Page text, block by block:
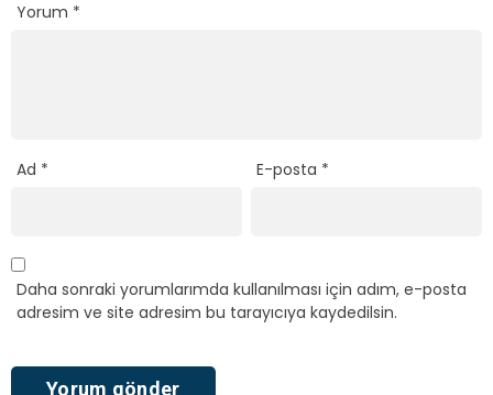
Yorum *
Ad * E-posta *
Daha sonraki yorumlarımda kullanılması için adım, e-posta
adresim ve site adresim bu tarayıcıya kaydedilsin.